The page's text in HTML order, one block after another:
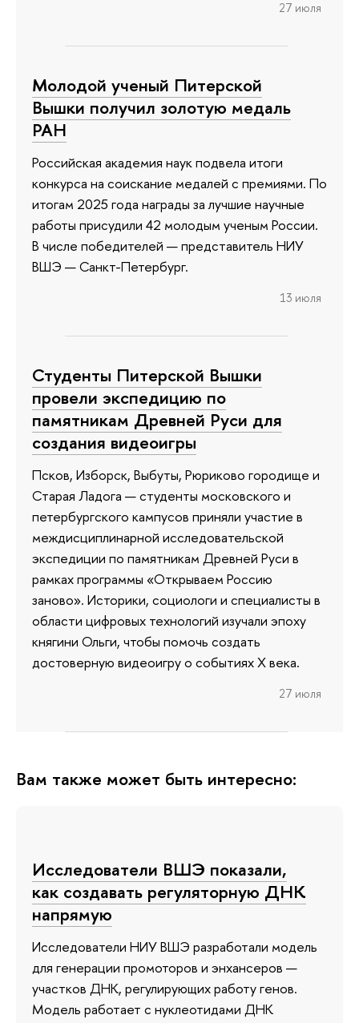
27 июля
Молодой ученый Питерской
Вышки получил золотую медаль
РАН
Российская академия наук подвела итоги
конкурса на соискание медалей с премиями. По
итогам 2025 года награды за лучшие научные
работы присудили 42 молодым ученым России.
В числе победителей — представитель НИУ
ВШЭ — Санкт-Петербург.
13 июля
Студенты Питерской Вышки
провели экспедицию по
памятникам Древней Руси для
создания видеоигры
Псков, Изборск, Выбуты, Рюриково городище и
Старая Ладога — студенты московского и
петербургского кампусов приняли участие в
междисциплинарной исследовательской
экспедиции по памятникам Древней Руси в
рамках программы «Открываем Россию
заново». Историки, социологи и специалисты в
области цифровых технологий изучали эпоху
княгини Ольги, чтобы помочь создать
достоверную видеоигру о событиях X века.
27 июля
Вам также может быть интересно:
Исследователи ВШЭ показали,
как создавать регуляторную ДНК
напрямую
Исследователи НИУ ВШЭ разработали модель
для генерации промоторов и энхансеров —
участков ДНК, регулирующих работу генов.
Модель работает с нуклеотидами ДНК